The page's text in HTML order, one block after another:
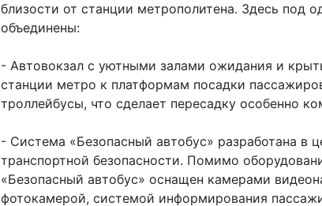
близости от станции метрополитена. Здесь под
объединены:
- Автовокзал с уютными залами ожидания и
станции метро к платформам посадки
троллейбусы, что сделает пересадку особенно
- Система «Безопасный автобус» разработана в
транспортной безопасности. Помимо
«Безопасный автобус» оснащен камерами
фотокамерой, системой информирования